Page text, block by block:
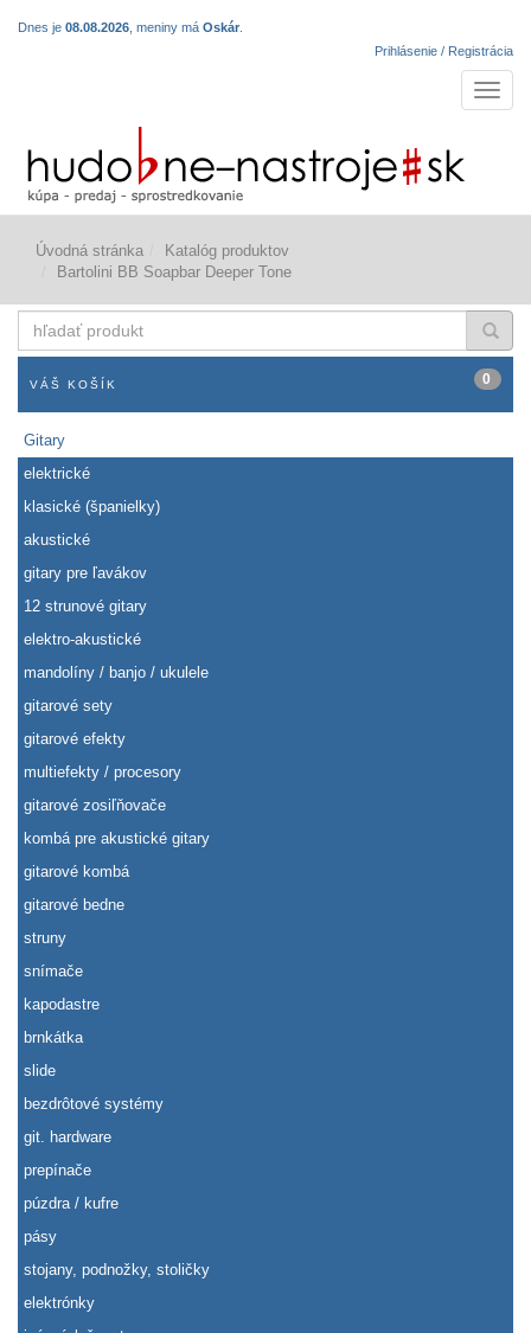
Dnes je 08.08.2026 , meniny má Oskár
Prihlásenie / Registrácia
Úvodná stránka
Katalóg produktov
Bartolini BB Soapbar Deeper Tone
produkt
VÁŠ KOŠÍK 0
Gitary
elektrické
klasické (španielky)
akustické
gitary pre ľavákov
12 strunové gitary
elektro-akustické
mandolíny / banjo / ukulele
gitarové sety
gitarové efekty
multiefekty / procesory
gitarové zosiľňovače
kombá pre akustické gitary
gitarové kombá
gitarové bedne
struny
snímače
kapodastre
brnkátka
slide
bezdrôtové systémy
git. hardware
prepínače
púzdra / kufre
pásy
stojany, podnožky, stoličky
elektrónky